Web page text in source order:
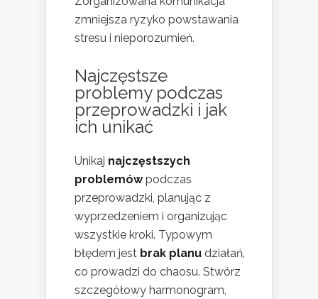
zmniejsza ryzyko powstawania
stresu i nieporozumień.
Najczęstsze
problemy podczas
przeprowadzki i jak
ich unikać
Unikaj najczęstszych
problemówpodczas
przeprowadzki, planując z
wyprzedzeniem i organizując
wszystkie kroki. Typowym
błędem jest brak planu działań,
co prowadzi do chaosu. Stwórz
szczegółowy harmonogram,